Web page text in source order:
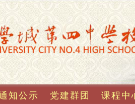
知公示 党建群团 课程中